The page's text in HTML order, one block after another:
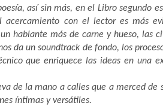
así sin más, en el Libro segundo
acercamiento con el lector es más
hablante más de carne y hueso, las
da un soundtrack de fondo, los
que enriquece las ideas en una
de la mano a calles que a merced de
íntimas y versátiles.